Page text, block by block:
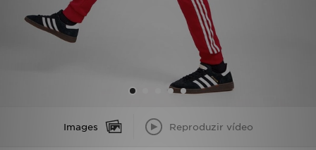
Images Reproduzir vídeo
BLOG